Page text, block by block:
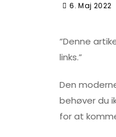
6. Maj 2022
“Denne
links.”
Den
behøver du
for at